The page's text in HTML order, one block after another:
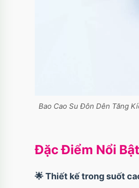
Bao Cao Su Đôn Dên Tăng
Đặc Điểm Nổi
🌟 Thiết kế trong suốt